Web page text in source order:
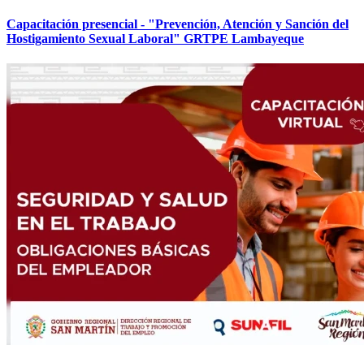
Capacitación presencial - "Prevención, Atención y Sanción del
Hostigamiento Sexual Laboral" GRTPE Lambayeque